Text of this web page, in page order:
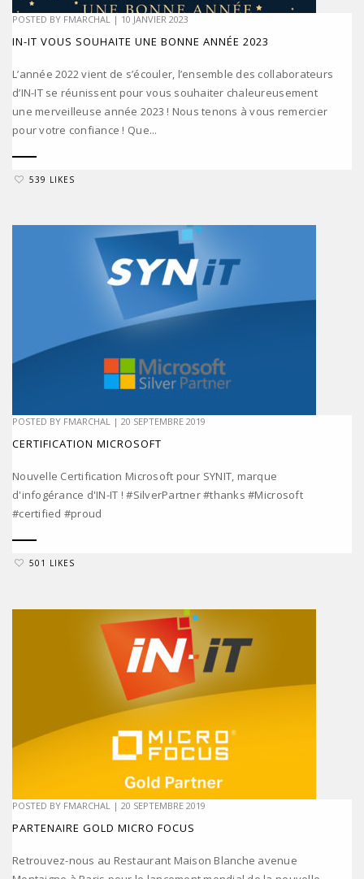
POSTED BY FMARCHAL | 10 JANVIER 2023
IN-IT VOUS SOUHAITE UNE BONNE ANNÉE 2023
L’année 2022 vient de s’écouler, l’ensemble des collaborateurs
d’IN-IT se réunissent pour vous souhaiter chaleureusement
une merveilleuse année 2023 ! Nous tenons à vous remercier
pour votre confiance ! Que...
539 LIKES
POSTED BY FMARCHAL | 20 SEPTEMBRE 2019
CERTIFICATION MICROSOFT
Nouvelle Certification Microsoft pour SYNIT, marque
d'infogérance d'IN-IT ! #SilverPartner #thanks #Microsoft
#certified #proud
501 LIKES
POSTED BY FMARCHAL | 20 SEPTEMBRE 2019
PARTENAIRE GOLD MICRO FOCUS
Retrouvez-nous au Restaurant Maison Blanche avenue